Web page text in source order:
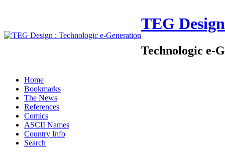
TEG Design
Technologic e-
Home
Bookmarks
The News
References
Comics
ASCII Names
Country Info
Search